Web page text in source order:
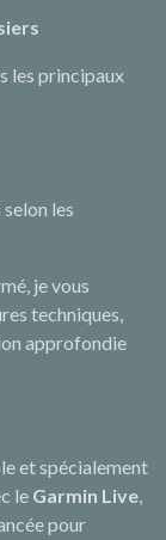
les principaux
les
je vous
techniques,
approfondie
et spécialement
le Garmin Live,
pour